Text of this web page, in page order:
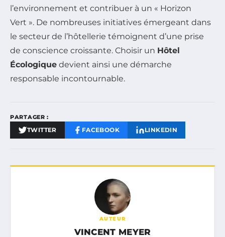
l’environnement et contribuer à un « Horizon
Vert ». De nombreuses initiatives émergeant dans
le secteur de l’hôtellerie témoignent d’une prise
de conscience croissante. Choisir un Hôtel
Écologique devient ainsi une démarche
responsable incontournable.
PARTAGER :
TWITTER FACEBOOK LINKEDIN
AUTEUR
VINCENT MEYER